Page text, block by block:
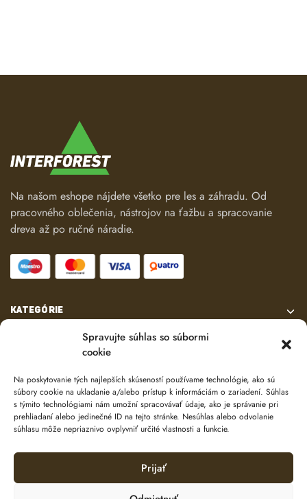
Spravujte súhlas so súbormi
cookie
Na poskytovanie tých najlepších skúseností používame technológie, ako sú
súbory cookie na ukladanie a/alebo prístup k informáciám o zariadení. Súhlas
s týmito technológiami nám umožní spracovávať údaje, ako je správanie pri
prehliadaní alebo jedinečné ID na tejto stránke. Nesúhlas alebo odvolanie
súhlasu môže nepriaznivo ovplyvniť určité vlastnosti a funkcie.
Prijať
Na našom eshope nájdete všetko pre les a záhradu. Od
pracovného oblečenia, nástrojov na ťažbu a spracovanie
dreva až po ručné náradie.
KATEGÓRIE
VŠETKO O NÁKUPE
KONTAKT